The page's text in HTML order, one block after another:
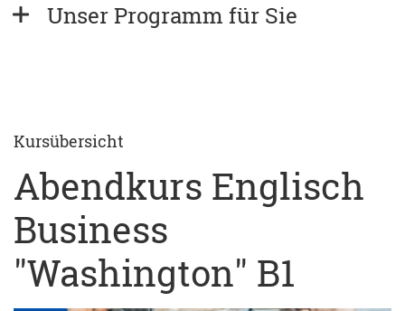
Unser Programm für Sie
Kursübersicht
Abendkurs Englisch
Business
"Washington" B1